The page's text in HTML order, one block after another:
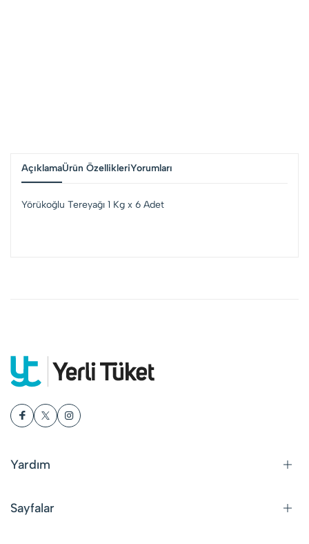
AçıklamaÜrün ÖzellikleriYorumları
Yörükoğlu Tereyağı 1 Kg x 6 Adet
Yardım
Sayfalar